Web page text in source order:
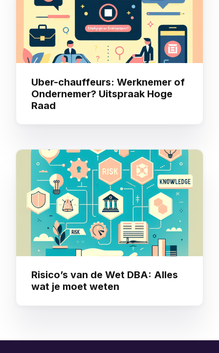
Uber-chauffeurs: Werknemer of
Ondernemer? Uitspraak Hoge
Raad
Risico’s van de Wet DBA: Alles
wat je moet weten